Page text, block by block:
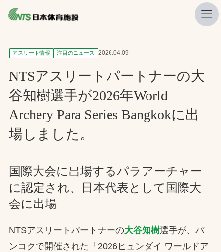
私たちの強み
ニュース
プレスリリース
レポート
製品・サービス一覧
会社概要
採用情報
お問合せ
アスリート情報 注目のニュース 2026.04.09
NTSアスリートパートナーの大
谷知樹選手が2026年World
Archery Para Series Bangkokに出
場しました。
国際大会に出場するパラアーチャー
に認定され、日本代表として国際大
会に出場
NTSアスリートパートナーの大谷知樹選手が、バ
ンコクで開催された「2026ヒュンダイ ワールドア